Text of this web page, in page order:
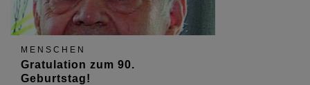
MENSCHEN
Gratulation zum 90.
Geburtstag!